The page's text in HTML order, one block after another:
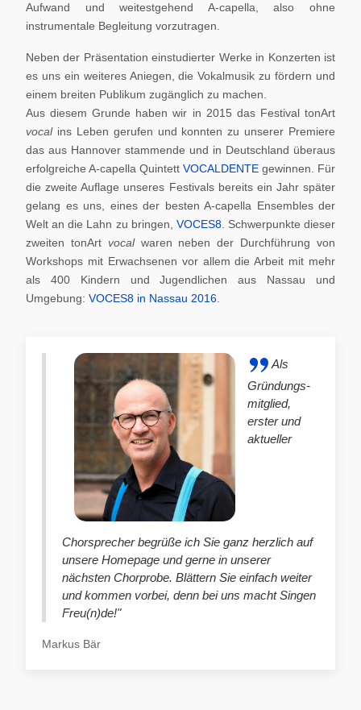
Aufwand und weitestgehend A-capella, also ohne
instrumentale Begleitung vorzutragen.
Neben der Präsentation einstudierter Werke in Konzerten ist
es uns ein weiteres Aniegen, die Vokalmusik zu fördern und
einem breiten Publikum zugänglich zu machen.
Aus diesem Grunde haben wir in 2015 das Festival tonArt
vocal ins Leben gerufen und konnten zu unserer Premiere
das aus Hannover stammende und in Deutschland überaus
erfolgreiche A-capella Quintett VOCALDENTE gewinnen. Für
die zweite Auflage unseres Festivals bereits ein Jahr später
gelang es uns, eines der besten A-capella Ensembles der
Welt an die Lahn zu bringen, VOCES8. Schwerpunkte dieser
zweiten tonArt vocalwaren neben der Durchführung von
Workshops mit Erwachsenen vor allem die Arbeit mit mehr
als 400 Kindern und Jugendlichen aus Nassau und
Umgebung: VOCES8 in Nassau 2016
Als
Gründungs-
mitglied,
erster und
aktueller
Chorsprecher begrüße ich Sie ganz herzlich auf
unsere Homepage und gerne in unserer
nächsten Chorprobe. Blättern Sie einfach weiter
und kommen vorbei, denn bei uns macht Singen
Freu(n)de!"
Markus Bär